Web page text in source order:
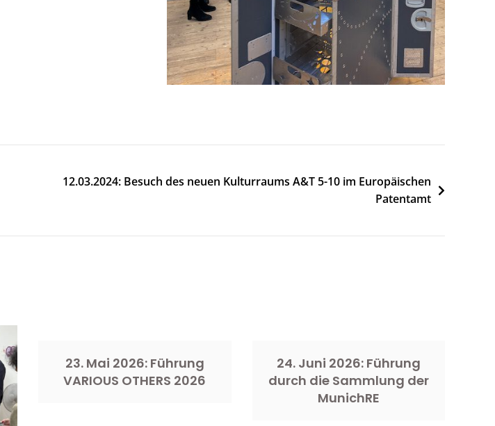
12.03.2024: Besuch des neuen Kulturraums A&T 5-10 im Europäischen
Patentamt
23. Mai 2026: Führung
VARIOUS OTHERS 2026
24. Juni 2026: Führung
durch die Sammlung der
MunichRE